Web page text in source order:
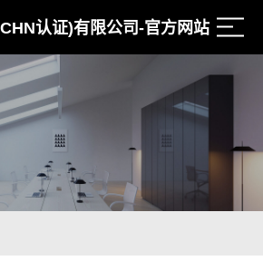
认证)有限公司-官方网站